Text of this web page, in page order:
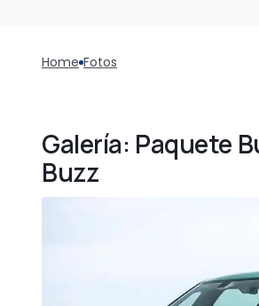
Home Fotos
Galería: Paquete
Buzz